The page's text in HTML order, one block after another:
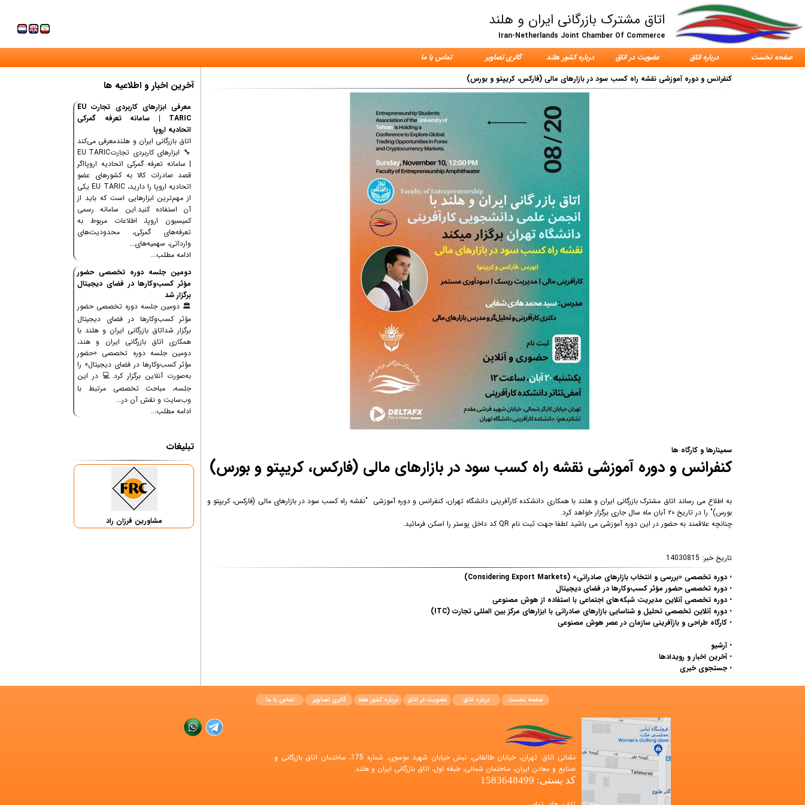
اتاق مشترک بازرگانی ایران و هلند
Iran-Netherlands Joint Chamber Of Commerce
صفحه نخست
درباره اتاق عضویت در اتاق درباره کشور هلند گالری تصاویر
تماس با ما
کنفرانس و دوره آموزشی نقشه راه کسب سود در بازارهای مالی (فارکس، کریپتو و بورس)
سمینارها و کارگاه ها
کنفرانس و دوره آموزشی نقشه راه کسب سود در بازارهای مالی (فارکس، کریپتو و بورس)
به اطلاع می رساند اتاق مشترک بازرگانی ایران و هلند با همکاری دانشکده کارآفرینی دانشگاه تهران، کنفرانس و دوره آموزشی "نقشه راه کسب سود در بازارهای مالی (فارکس، کریپتو و
بورس)" را در تاریخ ۲۰ آبان ماه سال جاری برگزار خواهد کرد.
چنانچه علاقمند به حضور در این دوره آموزشی می باشید لطفا جهت ثبت نام QR کد داخل پوستر را اسکن فرمائید.
تاریخ خبر: 14030815
• دوره تخصصی «بررسی و انتخاب بازارهای صادراتی» (Considering Export Markets)
• دوره تخصصی حضور مؤثر کسب‌وکارها در فضای دیجیتال
• دوره تخصصی آنلاین مدیریت شبکه‌های اجتماعی با استفاده از هوش مصنوعی
• دوره آنلاین تخصصی تحلیل و شناسایی بازارهای صادراتی با ابزارهای مرکز بین المللی تجارت (ITC)
• کارگاه طراحی و بازآفرینی سازمان در عصر هوش مصنوعی
• آرشیو
• آخرین اخبار و رویدادها
•جستجوی خبری
آخرین اخبار و اطلاعیه ها
معرفی ابزارهای کاربردی تجارت EU
TARIC | سامانه تعرفه گمرکی
اتحادیه اروپا
اتاق بازرگانی ایران و هلندمعرفی می‌کند
🔧 ابزارهای کاربردی تجارتEU TARIC
| سامانه تعرفه گمرکی اتحادیه اروپااگر
قصد صادرات کالا به کشورهای عضو
اتحادیه اروپا را دارید، EU TARIC یکی
از مهم‌ترین ابزارهایی است که باید از
آن استفاده کنید.این سامانه رسمی
کمیسیون اروپا، اطلاعات مربوط به
تعرفه‌های گمرکی، محدودیت‌های
وارداتی، سهمیه‌های...
ادامه مطلب...
دومین جلسه دوره تخصصی حضور
مؤثر کسب‌وکارها در فضای دیجیتال
برگزار شد
🏛 دومین جلسه دوره تخصصی حضور
مؤثر کسب‌وکارها در فضای دیجیتال
برگزار شداتاق بازرگانی ایران و هلند با
همکاری اتاق بازرگانی ایران و هند،
دومین جلسه دوره تخصصی «حضور
مؤثر کسب‌وکارها در فضای دیجیتال» را
به‌صورت آنلاین برگزار کرد.💻 در این
جلسه، مباحث تخصصی مرتبط با
وب‌سایت و نقش آن در...
ادامه مطلب...
تبلیغات
مشاورین فرزان راد
صفحه نخست درباره اتاق عضویت در اتاق درباره کشور هلند گالری تصاویر تماس با ما
نشانی اتاق: تهران، خیابان طالقانی، نبش خیابان شهید موسوی، شماره 175، ساختمان اتاق بازرگانی و
صنایع و معادن ایران، ساختمان شمالی، طبقه اول، اتاق بازرگانی ایران و هلند
کد پستی: 1583648499